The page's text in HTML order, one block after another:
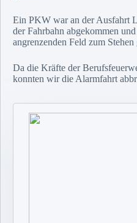
Ein PKW war an der Ausfahrt
der Fahrbahn abgekommen
angrenzenden Feld zum Stehen
Da die Kräfte der
konnten wir die Alarmfahrt